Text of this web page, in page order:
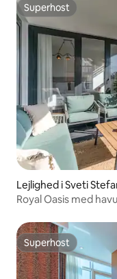
Superhost
Superhost
Lejlighed i Sveti
Royal Oasis med
Superhost
Superhost